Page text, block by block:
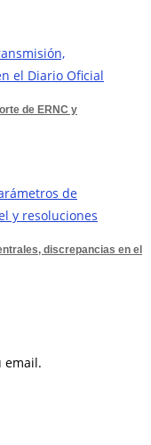
de ERNC y
discrepancias en el
email.